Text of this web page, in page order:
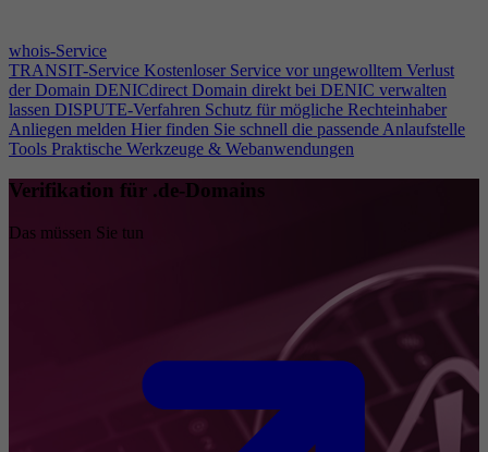
whois-Service
TRANSIT-Service Kostenloser Service vor ungewolltem Verlust
der Domain DENICdirect Domain direkt bei DENIC verwalten
lassen DISPUTE-Verfahren Schutz für mögliche Rechteinhaber
Anliegen melden Hier finden Sie schnell die passende Anlaufstelle
Tools Praktische Werkzeuge & Webanwendungen
Verifikation für .de-Domains
Das müssen Sie tun